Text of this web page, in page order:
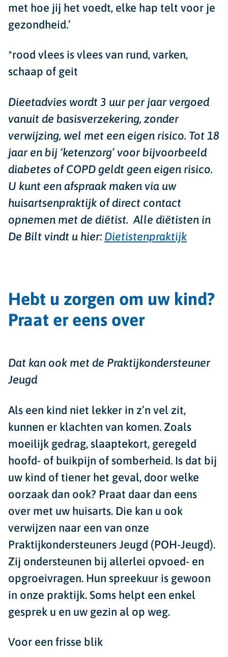
met hoe jij het voedt, elke hap telt voor je
gezondheid.’
*rood vlees is vlees van rund, varken,
schaap of geit
Dieetadvies wordt 3 uur per jaar vergoed
vanuit de basisverzekering, zonder
verwijzing, wel met een eigen risico. Tot 18
jaar en bij ‘ketenzorg’ voor bijvoorbeeld
diabetes of COPD geldt geen eigen risico.
U kunt een afspraak maken via uw
huisartsenpraktijk of direct contact
opnemen met de diëtist. Alle diëtisten in
De Bilt vindt u hier: Dietistenpraktijk
Hebt u zorgen om uw kind?
Praat er eens over
Dat kan ook met de Praktijkondersteuner
Jeugd
Als een kind niet lekker in z’n vel zit,
kunnen er klachten van komen. Zoals
moeilijk gedrag, slaaptekort, geregeld
hoofd- of buikpijn of somberheid. Is dat bij
uw kind of tiener het geval, door welke
oorzaak dan ook? Praat daar dan eens
over met uw huisarts. Die kan u ook
verwijzen naar een van onze
Praktijkondersteuners Jeugd (POH-Jeugd).
Zij ondersteunen bij allerlei opvoed- en
opgroeivragen. Hun spreekuur is gewoon
in onze praktijk. Soms helpt een enkel
gesprek u en uw gezin al op weg.
Voor een frisse blik